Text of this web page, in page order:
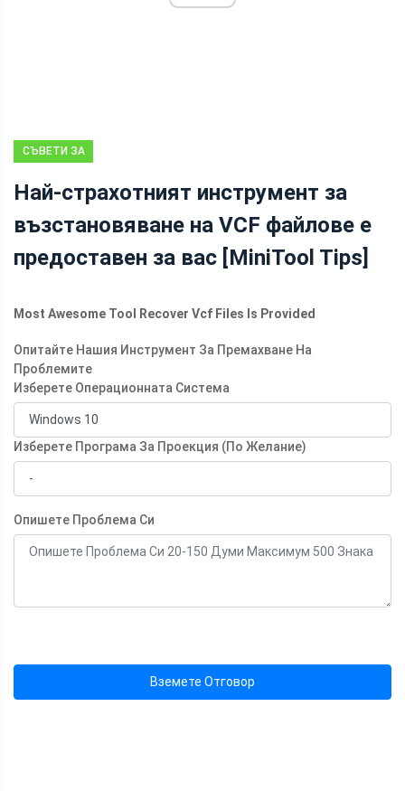
СЪВЕТИ ЗА
НА ДАННИ
Най-страхотният инструмент за
възстановяване на VCF файлове е
предоставен за вас [MiniTool Tips]
Most Awesome Tool Recover Vcf Files Is Provided
Опитайте Нашия Инструмент За Премахване На
Проблемите
Изберете Операционната Система
Изберете Програма За Проекция (По Желание)
Опишете Проблема Си
Вземете Отговор